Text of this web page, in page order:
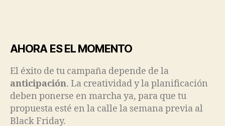
AHORA ES EL MOMENTO
El éxito de tu campaña depende de la
anticipación. La creatividad y la planificación
deben ponerse en marcha ya, para que tu
propuesta esté en la calle la semana previa al
Black Friday.